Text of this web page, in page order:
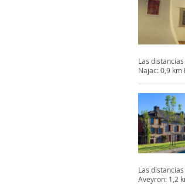
Las
Najac: 0,9
Las
Aveyron: 1,2